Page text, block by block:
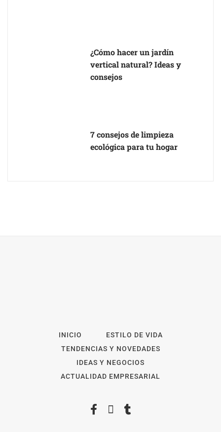
¿Cómo hacer un jardín
vertical natural? Ideas y
consejos
7 consejos de limpieza
ecológica para tu hogar
INICIO
ESTILO DE VIDA
TENDENCIAS Y NOVEDADES
IDEAS Y NEGOCIOS
ACTUALIDAD EMPRESARIAL